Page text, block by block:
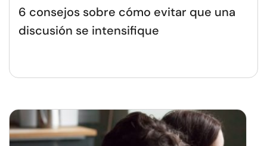
6 consejos sobre cómo evitar que una
discusión se intensifique